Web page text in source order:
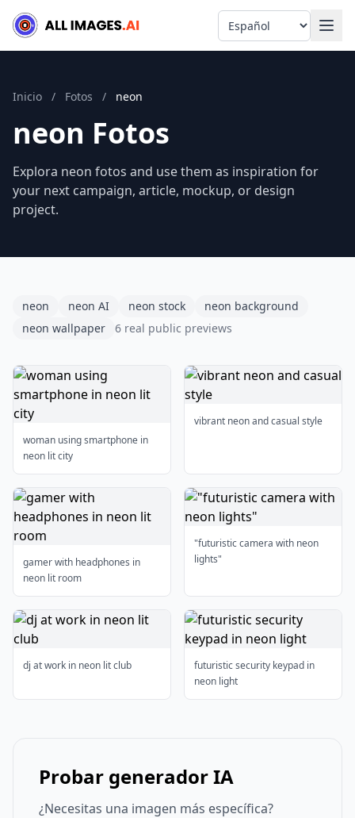
Language
Inicio / Fotos / neon
neon Fotos
Explora neon fotos and use them as inspiration for
your next campaign, article, mockup, or design
project.
neon neon AI neon stock
neon background
neon wallpaper
6 real public previews
woman using smartphone in
neon lit city
vibrant neon and casual style
gamer with headphones in
neon lit room
"futuristic camera with neon
lights"
dj at work in neon lit club
futuristic security keypad in
neon light
Probar generador IA
¿Necesitas una imagen más específica?